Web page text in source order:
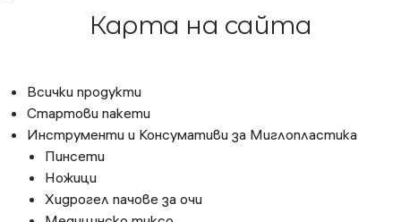
Карта на сайта
Всички продукти
Стартови пакети
Инструменти и Консумативи за Миглопластика
Пинсети
Ножици
Хидрогел пачове за очи